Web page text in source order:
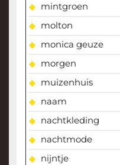
mintgroen
molton
monica geuze
morgen
muizenhuis
naam
nachtkleding
nachtmode
nijntje